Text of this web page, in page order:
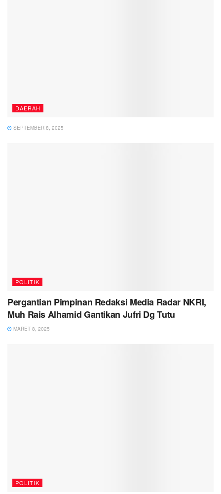
DAERAH
SEPTEMBER 8, 2025
POLITIK
Pergantian Pimpinan Redaksi Media Radar NKRI,
Muh Rais Alhamid Gantikan Jufri Dg Tutu
MARET 8, 2025
POLITIK